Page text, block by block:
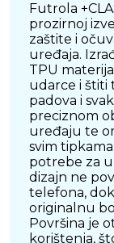
Futrola
prozirnoj
zaštite i
uređaja.
TPU
udarce i štiti
padova i
preciznom
uređaju te
svim
potrebe za
dizajn ne
telefona,
originalnu
Površina je
korištenja,